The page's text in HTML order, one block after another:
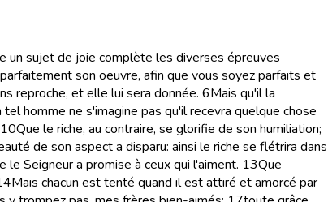
un sujet de joie complète les diverses épreuves
son oeuvre, afin que vous soyez parfaits et
reproche, et elle lui sera donnée. 6Mais qu'il la
tel homme ne s'imagine pas qu'il recevra quelque chose
10Que le riche, au contraire, se glorifie de son humiliation;
de son aspect a disparu: ainsi le riche se flétrira dans
Seigneur a promise à ceux qui l'aiment. 13Que
Mais chacun est tenté quand il est attiré et amorcé par